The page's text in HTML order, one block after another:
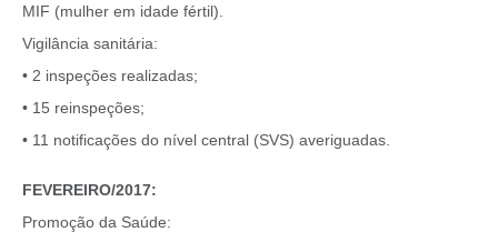
MIF (mulher em idade fértil).
Vigilância sanitária:
• 2 inspeções realizadas;
• 15 reinspeções;
• 11 notificações do nível central (SVS) averiguadas.
FEVEREIRO/2017:
Promoção da Saúde: